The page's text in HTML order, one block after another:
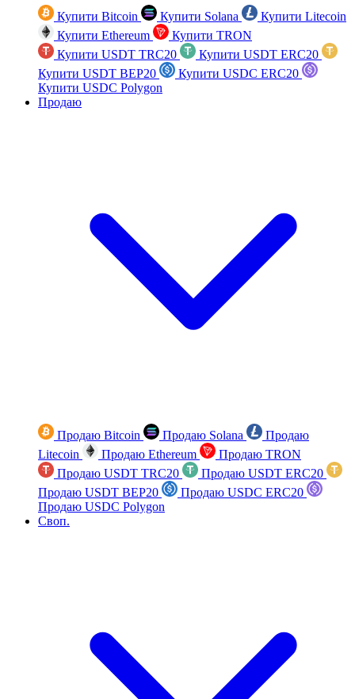
Купити Bitcoin Купити Solana
Купити Litecoin
Купити Ethereum
Купити TRON
Купити USDT TRC20
Купити USDT ERC20
Купити USDT BEP20
Купити USDC ERC20
Купити USDC Polygon
Продаю
Продаю Bitcoin Продаю Solana
Продаю
Litecoin
Продаю Ethereum
Продаю TRON
Продаю USDT TRC20
Продаю USDT ERC20
Продаю USDT BEP20
Продаю USDC ERC20
Продаю USDC Polygon
Своп.